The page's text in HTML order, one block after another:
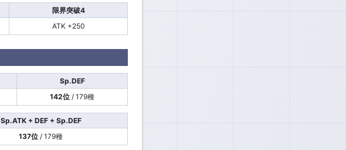
限界突破4
ATK +250
Sp.DEF
142位 / 179種
Sp.ATK + DEF + Sp.DEF
137位 / 179種